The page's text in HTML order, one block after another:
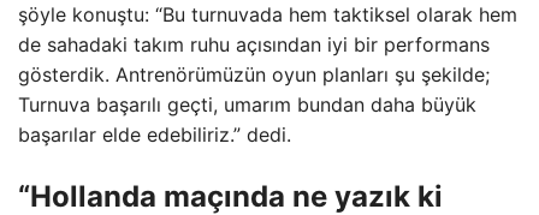
şöyle konuştu: “Bu turnuvada hem taktiksel olarak hem
de sahadaki takım ruhu açısından iyi bir performans
gösterdik. Antrenörümüzün oyun planları şu şekilde;
Turnuva başarılı geçti, umarım bundan daha büyük
başarılar elde edebiliriz.” dedi.
“Hollanda maçında ne yazık ki